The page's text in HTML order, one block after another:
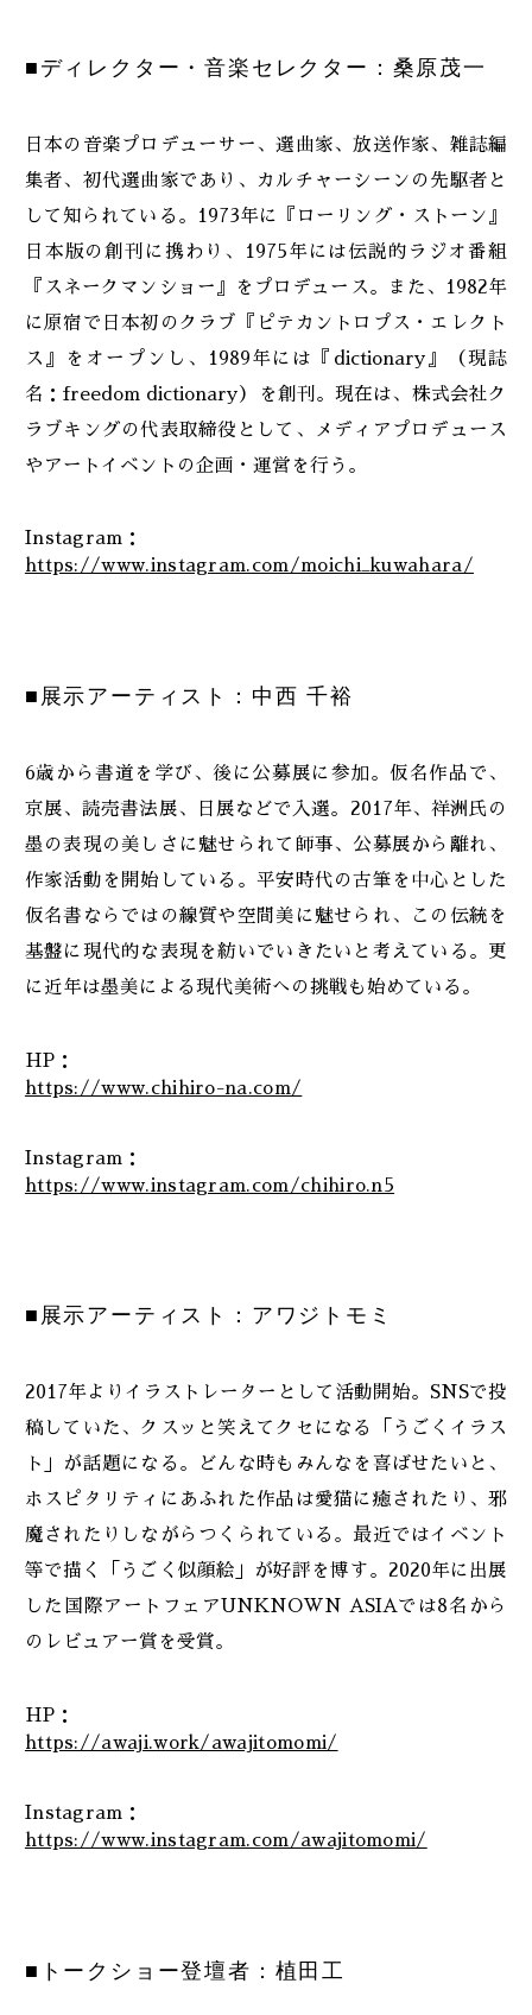
■ディレクター・音楽セレクター：桑原茂一
日本の音楽プロデューサー、選曲家、放送作家、雑誌編
集者、初代選曲家であり、カルチャーシーンの先駆者と
して知られている。1973年に『ローリング・ストーン』
日本版の創刊に携わり、1975年には伝説的ラジオ番組
『スネークマンショー』をプロデュース。また、1982年
に原宿で日本初のクラブ『ピテカントロプス・エレクト
ス』をオープンし、1989年には『dictionary』（現誌
名：freedom dictionary）を創刊。現在は、株式会社ク
ラブキングの代表取締役として、メディアプロデュース
やアートイベントの企画・運営を行う。
Instagram：
https://www.instagram.com/moichi_kuwahara/
■展示アーティスト：中西 千裕
6歳から書道を学び、後に公募展に参加。仮名作品で、
京展、読売書法展、日展などで入選。2017年、祥洲氏の
墨の表現の美しさに魅せられて師事、公募展から離れ、
作家活動を開始している。平安時代の古筆を中心とした
仮名書ならではの線質や空間美に魅せられ、この伝統を
基盤に現代的な表現を紡いでいきたいと考えている。更
に近年は墨美による現代美術への挑戦も始めている。
HP：
https://www.chihiro-na.com/
Instagram：
https://www.instagram.com/chihiro.n5
■展示アーティスト：アワジトモミ
2017年よりイラストレーターとして活動開始。SNSで投
稿していた、クスッと笑えてクセになる「うごくイラス
ト」が話題になる。どんな時もみんなを喜ばせたいと、
ホスピタリティにあふれた作品は愛猫に癒されたり、邪
魔されたりしながらつくられている。最近ではイベント
等で描く「うごく似顔絵」が好評を博す。2020年に出展
した国際アートフェアUNKNOWN ASIAでは8名から
のレビュアー賞を受賞。
HP：
https://awaji.work/awajitomomi/
Instagram：
https://www.instagram.com/awajitomomi/
■トークショー登壇者：植田工